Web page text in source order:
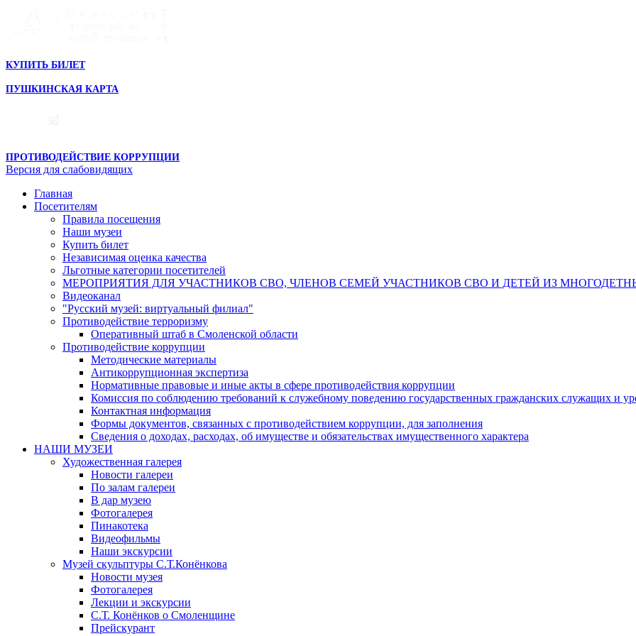
КУПИТЬ БИЛЕТ
ПУШКИНСКАЯ КАРТА
ПРОТИВОДЕЙСТВИЕ КОРРУПЦИИ
Версия для слабовидящих
Главная
Посетителям
Правила посещения
Наши музеи
Купить билет
Независимая оценка качества
Льготные категории посетителей
МЕРОПРИЯТИЯ ДЛЯ УЧАСТНИКОВ СВО, ЧЛЕНОВ СЕМЕЙ УЧАСТНИКОВ СВО И ДЕТЕЙ ИЗ
Видеоканал
"Русский музей: виртуальный филиал"
Противодействие терроризму
Оперативный штаб в Смоленской области
Противодействие коррупции
Методические материалы
Антикоррупционная экспертиза
Нормативные правовые и иные акты в сфере противодействия коррупции
Комиссия по соблюдению требований к служебному поведению государственных гражданских служащих и
Контактная информация
Формы документов, связанных с противодействием коррупции, для заполнения
Сведения о доходах, расходах, об имуществе и обязательствах имущественного характера
НАШИ МУЗЕИ
Художественная галерея
Новости галереи
По залам галереи
В дар музею
Фотогалерея
Пинакотека
Видеофильмы
Наши экскурсии
Музей скульптуры С.Т.Конёнкова
Новости музея
Фотогалерея
Лекции и экскурсии
С.Т. Конёнков о Смоленщине
Прейскурант